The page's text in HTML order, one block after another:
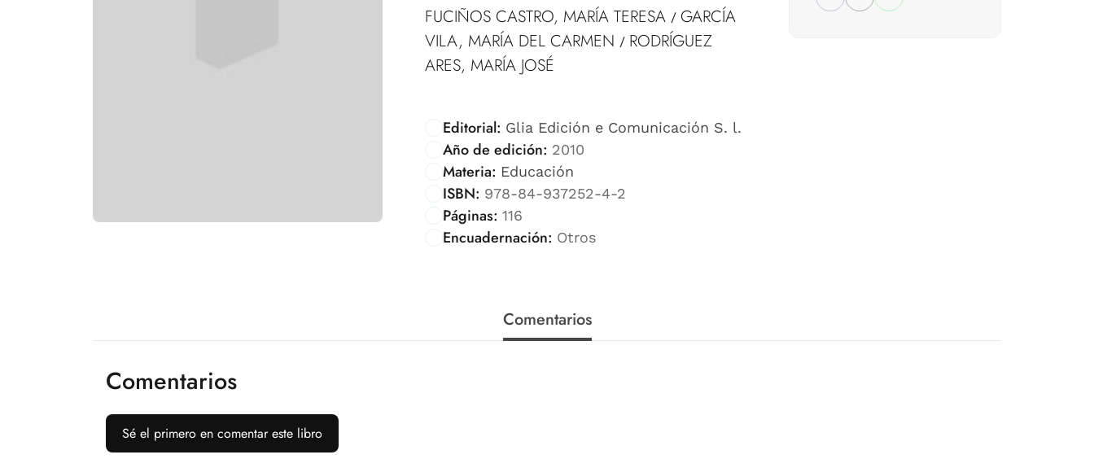
FUCIÑOS CASTRO, MARÍA TERESA / GARCÍA
VILA, MARÍA DEL CARMEN / RODRÍGUEZ
ARES, MARÍA JOSÉ
Editorial: Glia Edición e Comunicación S. l.
Año de edición: 2010
Materia: Educación
ISBN: 978-84-937252-4-2
Páginas: 116
Encuadernación: Otros
Comentarios
Comentarios
Sé el primero en comentar este libro